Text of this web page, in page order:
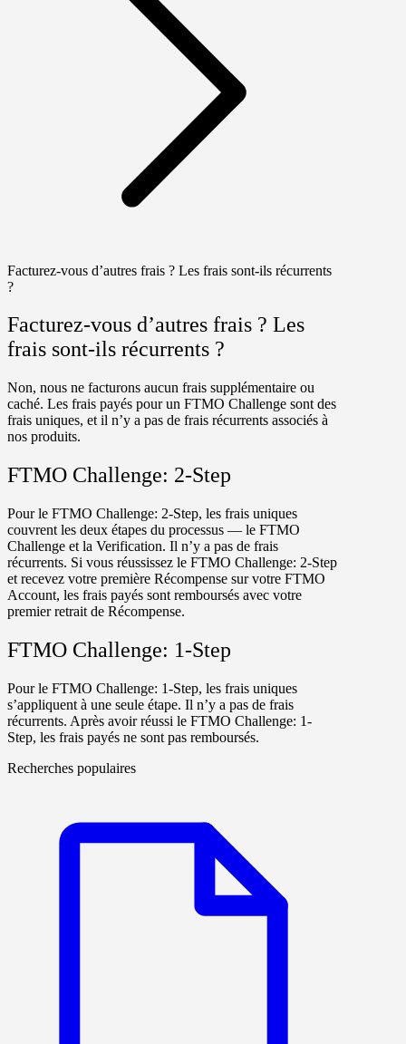
Facturez-vous d’autres frais ? Les frais sont-ils récurrents
?
Facturez-vous d’autres frais ? Les
frais sont-ils récurrents ?
Non, nous ne facturons aucun frais supplémentaire ou
caché. Les frais payés pour un FTMO Challenge sont des
frais uniques, et il n’y a pas de frais récurrents associés à
nos produits.
FTMO Challenge: 2-Step
Pour le FTMO Challenge: 2-Step, les frais uniques
couvrent les deux étapes du processus — le FTMO
Challenge et la Verification. Il n’y a pas de frais
récurrents. Si vous réussissez le FTMO Challenge: 2-Step
et recevez votre première Récompense sur votre FTMO
Account, les frais payés sont remboursés avec votre
premier retrait de Récompense.
FTMO Challenge: 1-Step
Pour le FTMO Challenge: 1-Step, les frais uniques
s’appliquent à une seule étape. Il n’y a pas de frais
récurrents. Après avoir réussi le FTMO Challenge: 1-
Step, les frais payés ne sont pas remboursés.
Recherches populaires